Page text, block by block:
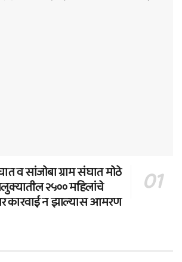
व सांजोबा ग्राम संघात मोठे
२५०० महिलांचे
कारवाई न झाल्यास आमरण